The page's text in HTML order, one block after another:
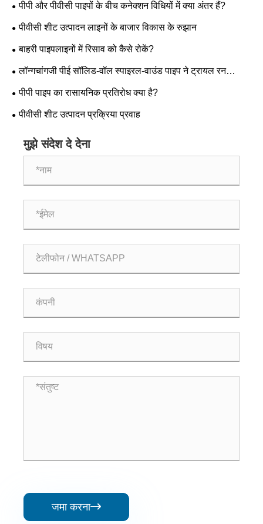
पीपी और पीवीसी पाइपों के बीच कनेक्शन विधियों में क्या अंतर हैं?
पीवीसी शीट उत्पादन लाइनों के बाजार विकास के रुझान
बाहरी पाइपलाइनों में रिसाव को कैसे रोकें?
लॉन्गचांगजी पीई सॉलिड-वॉल स्पाइरल-वाउंड पाइप ने ट्रायल रन
सफलतापूर्वक पूरा किया!!!
पीपी पाइप का रासायनिक प्रतिरोध क्या है?
पीवीसी शीट उत्पादन प्रक्रिया प्रवाह
मुझे संदेश दे देना
जमा करना